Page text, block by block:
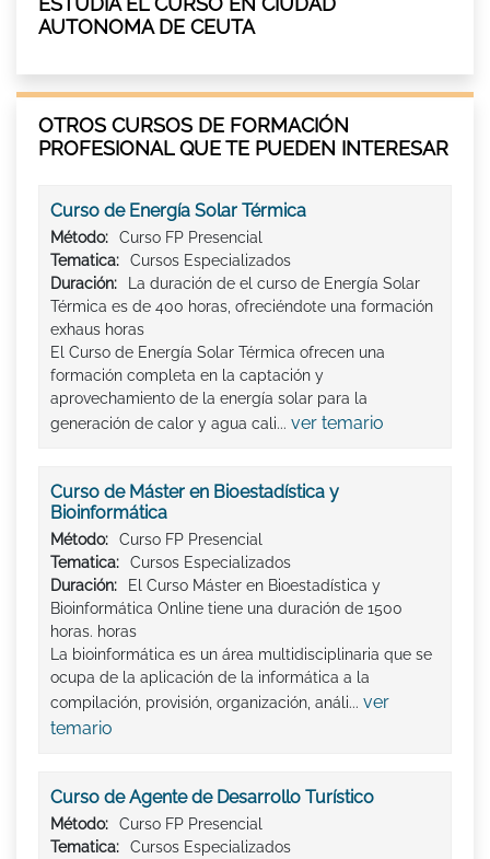
AUTONOMA DE CEUTA
OTROS CURSOS DE FORMACIÓN
PROFESIONAL QUE TE PUEDEN INTERESAR
Curso de Energía Solar Térmica
Método:
Curso FP Presencial
Tematica:
Cursos Especializados
Duración:
La duración de el curso de Energía Solar
Térmica es de 400 horas, ofreciéndote una formación
exhaus horas
El Curso de Energía Solar Térmica ofrecen una
formación completa en la captación y
aprovechamiento de la energía solar para la
generación de calor y agua cali... ver temario
Curso de Máster en Bioestadística y
Bioinformática
Método:
Curso FP Presencial
Tematica:
Cursos Especializados
Duración:
El Curso Máster en Bioestadística y
Bioinformática Online tiene una duración de 1500
horas. horas
La bioinformática es un área multidisciplinaria que se
ocupa de la aplicación de la informática a la
compilación, provisión, organización, análi... ver
temario
Curso de Agente de Desarrollo Turístico
Método:
Curso FP Presencial
Tematica:
Cursos Especializados